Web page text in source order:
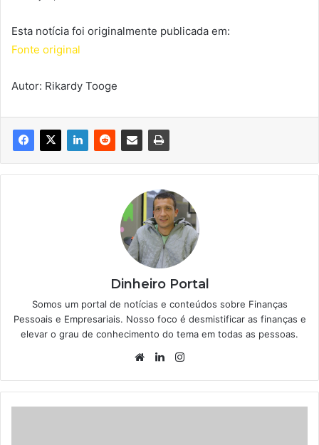
Esta notícia foi originalmente publicada em:
Fonte original
Autor: Rikardy Tooge
Dinheiro Portal
Somos um portal de notícias e conteúdos sobre Finanças
Pessoais e Empresariais. Nosso foco é desmistificar as finanças e
elevar o grau de conhecimento do tema em todas as pessoas.
WebsiteLinkedin